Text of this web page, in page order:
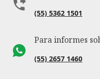
(55) 5362 1501
Para informes
(55) 2657 1460